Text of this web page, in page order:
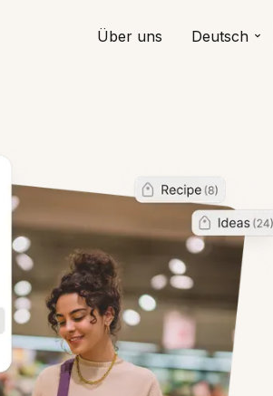
Über uns Deutsch